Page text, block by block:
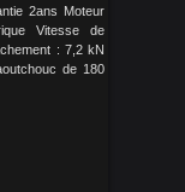
2ans Moteur
Vitesse de
: 7,2 kN
de 180